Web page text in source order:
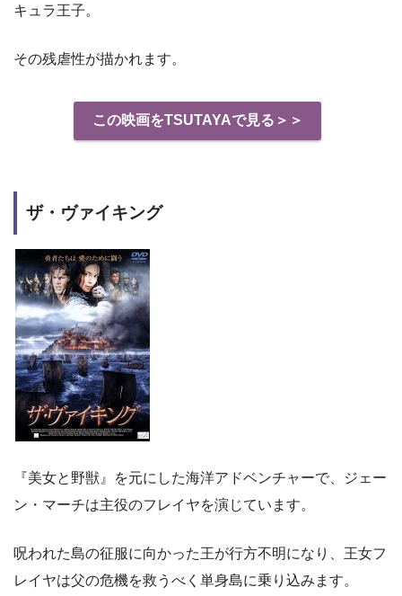
キュラ王子。
その残虐性が描かれます。
この映画をTSUTAYAで見る＞＞
ザ・ヴァイキング
『美女と野獣』を元にした海洋アドベンチャーで、ジェー
ン・マーチは主役のフレイヤを演じています。
呪われた島の征服に向かった王が行方不明になり、王女フ
レイヤは父の危機を救うべく単身島に乗り込みます。